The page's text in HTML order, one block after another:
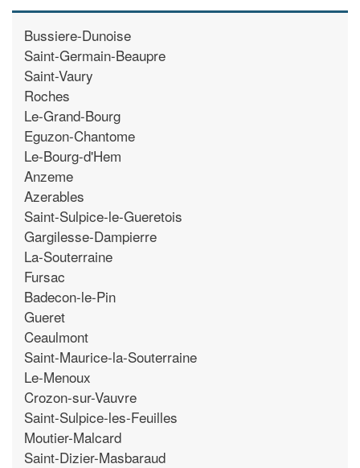
Bussiere-Dunoise
Saint-Germain-Beaupre
Saint-Vaury
Roches
Le-Grand-Bourg
Eguzon-Chantome
Le-Bourg-d'Hem
Anzeme
Azerables
Saint-Sulpice-le-Gueretois
Gargilesse-Dampierre
La-Souterraine
Fursac
Badecon-le-Pin
Gueret
Ceaulmont
Saint-Maurice-la-Souterraine
Le-Menoux
Crozon-sur-Vauvre
Saint-Sulpice-les-Feuilles
Moutier-Malcard
Saint-Dizier-Masbaraud